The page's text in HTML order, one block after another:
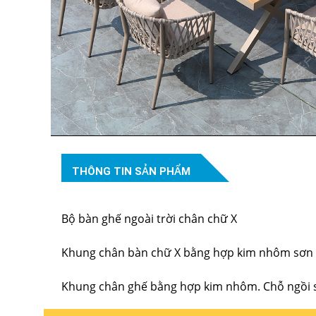
THÔNG TIN SẢN PHẨM
Bộ bàn ghế ngoài trời chân chữ X
Khung chân bàn chữ X bằng hợp kim nhôm
Khung chân ghế bằng hợp kim nhôm. Chỗ